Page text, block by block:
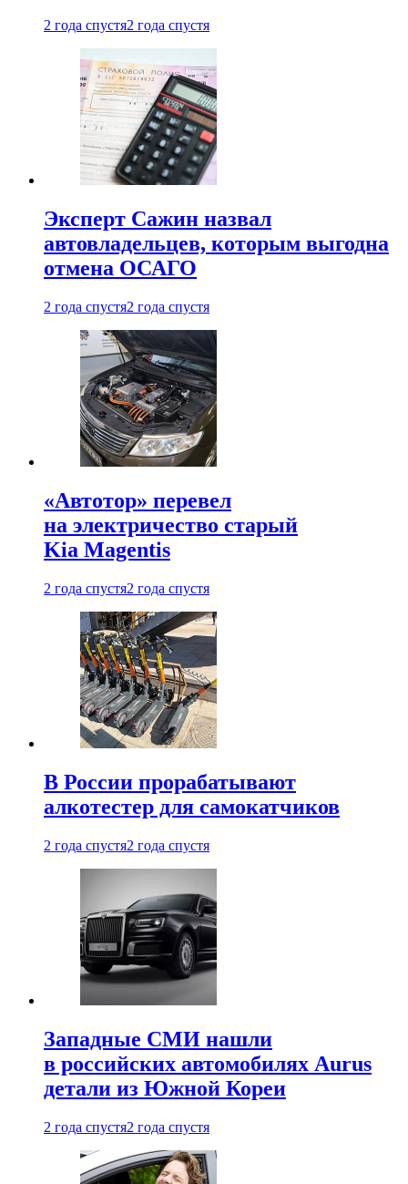
2 года спустя2 года спустя
Эксперт Сажин назвал
автовладельцев, которым выгодна
отмена ОСАГО
2 года спустя2 года спустя
«Автотор» перевел
на электричество старый
Kia Magentis
2 года спустя2 года спустя
В России прорабатывают
алкотестер для самокатчиков
2 года спустя2 года спустя
Западные СМИ нашли
в российских автомобилях Aurus
детали из Южной Кореи
2 года спустя2 года спустя